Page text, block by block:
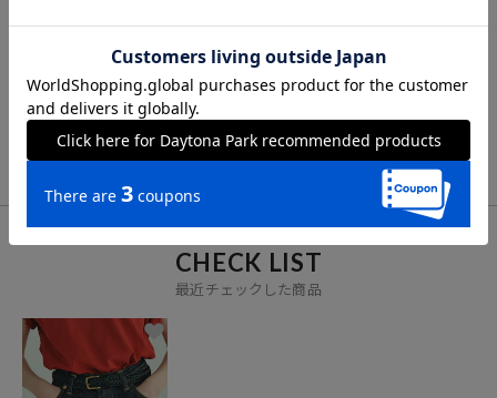
FOR YOU
あなたにおすすめのアイテム
VIEW ALL
CHECK LIST
最近チェックした商品